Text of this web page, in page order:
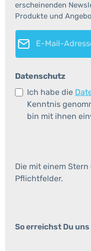
erscheinenden
Produkte und
E-Mail-Adresse*
Datenschutz
Ich habe die
Kenntnis
bin mit ihnen
Die mit einem
Pflichtfelder.
So erreichst Du uns